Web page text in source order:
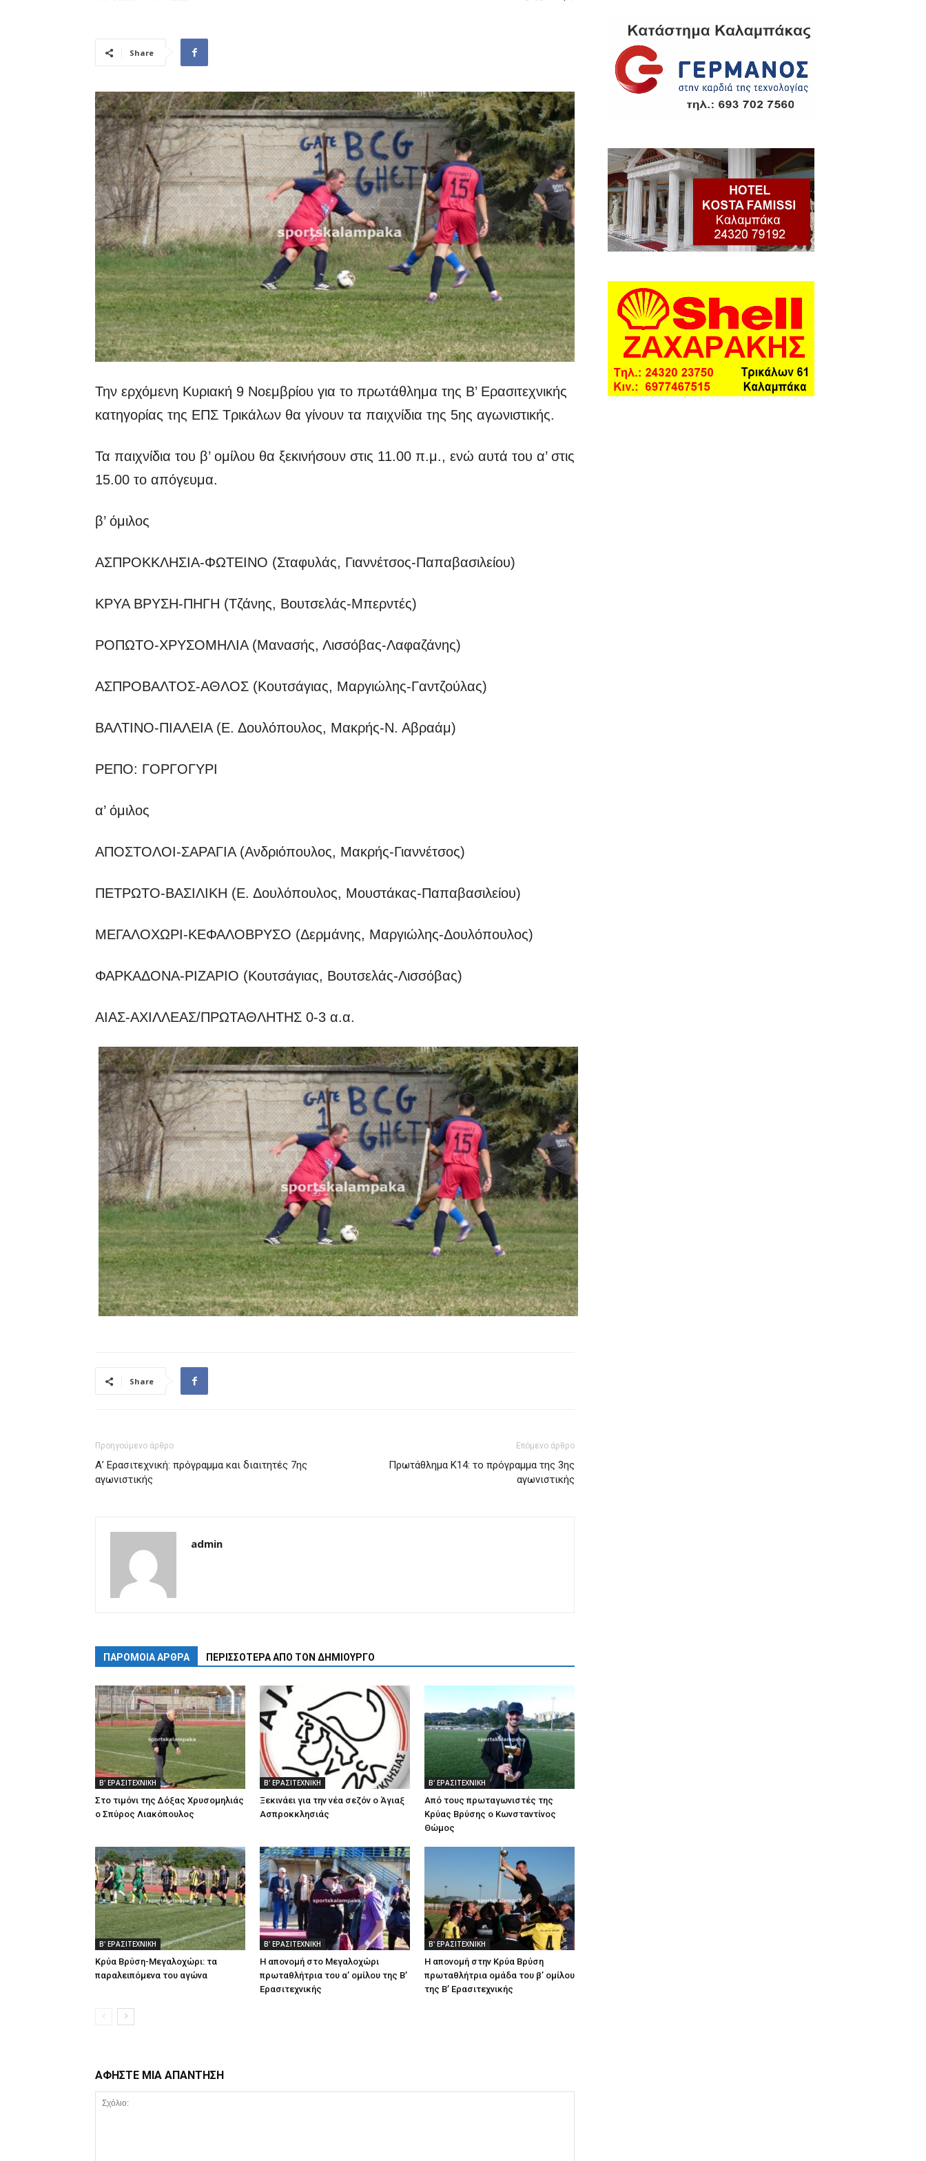
Share
Την ερχόμενη Κυριακή 9 Νοεμβρίου για το πρωτάθλημα της Β’ Ερασιτεχνικής
κατηγορίας της ΕΠΣ Τρικάλων θα γίνουν τα παιχνίδια της 5ης αγωνιστικής.
Τα παιχνίδια του β’ ομίλου θα ξεκινήσουν στις 11.00 π.μ., ενώ αυτά του α’ στις
15.00 το απόγευμα.
β’ όμιλος
ΑΣΠΡΟΚΚΛΗΣΙΑ-ΦΩΤΕΙΝΟ (Σταφυλάς, Γιαννέτσος-Παπαβασιλείου)
ΚΡΥΑ ΒΡΥΣΗ-ΠΗΓΗ (Τζάνης, Βουτσελάς-Μπερντές)
ΡΟΠΩΤΟ-ΧΡΥΣΟΜΗΛΙΑ (Μανασής, Λισσόβας-Λαφαζάνης)
ΑΣΠΡΟΒΑΛΤΟΣ-ΑΘΛΟΣ (Κουτσάγιας, Μαργιώλης-Γαντζούλας)
ΒΑΛΤΙΝΟ-ΠΙΑΛΕΙΑ (Ε. Δουλόπουλος, Μακρής-Ν. Αβραάμ)
ΡΕΠΟ: ΓΟΡΓΟΓΥΡΙ
α’ όμιλος
ΑΠΟΣΤΟΛΟΙ-ΣΑΡΑΓΙΑ (Ανδριόπουλος, Μακρής-Γιαννέτσος)
ΠΕΤΡΩΤΟ-ΒΑΣΙΛΙΚΗ (Ε. Δουλόπουλος, Μουστάκας-Παπαβασιλείου)
ΜΕΓΑΛΟΧΩΡΙ-ΚΕΦΑΛΟΒΡΥΣΟ (Δερμάνης, Μαργιώλης-Δουλόπουλος)
ΦΑΡΚΑΔΟΝΑ-ΡΙΖΑΡΙΟ (Κουτσάγιας, Βουτσελάς-Λισσόβας)
ΑΙΑΣ-ΑΧΙΛΛΕΑΣ/ΠΡΩΤΑΘΛΗΤΗΣ 0-3 α.α.
Share
Προηγούμενο άρθρο
Α’ Ερασιτεχνική: πρόγραμμα και διαιτητές 7ης
αγωνιστικής
Επόμενο άρθρο
Πρωτάθλημα Κ14: το πρόγραμμα της 3ης
αγωνιστικής
admin
ΠΑΡΟΜΟΙΑ ΑΡΘΡΑ ΠΕΡΙΣΣΟΤΕΡΑ ΑΠΟ ΤΟΝ ΔΗΜΙΟΥΡΓΟ
Β' ΕΡΑΣΙΤΕΧΝΙΚΗ
Στο τιμόνι της Δόξας Χρυσομηλιάς
ο Σπύρος Λιακόπουλος
Β' ΕΡΑΣΙΤΕΧΝΙΚΗ
Ξεκινάει για την νέα σεζόν ο Άγιαξ
Ασπροκκλησιάς
Β' ΕΡΑΣΙΤΕΧΝΙΚΗ
Από τους πρωταγωνιστές της
Κρύας Βρύσης ο Κωνσταντίνος
Θώμος
Β' ΕΡΑΣΙΤΕΧΝΙΚΗ
Κρύα Βρύση-Μεγαλοχώρι: τα
παραλειπόμενα του αγώνα
Β' ΕΡΑΣΙΤΕΧΝΙΚΗ
Η απονομή στο Μεγαλοχώρι
πρωταθλήτρια του α’ ομίλου της Β’
Ερασιτεχνικής
Β' ΕΡΑΣΙΤΕΧΝΙΚΗ
Η απονομή στην Κρύα Βρύση
πρωταθλήτρια ομάδα του β’ ομίλου
της Β’ Ερασιτεχνικής
ΑΦΗΣΤΕ ΜΙΑ ΑΠΑΝΤΗΣΗ